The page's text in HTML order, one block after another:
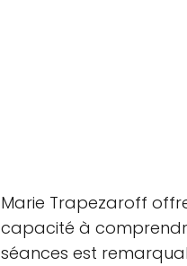
Marie Trapezaroff
capacité à
séances est